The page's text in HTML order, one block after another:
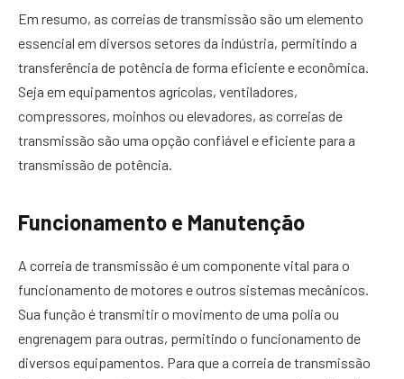
Em resumo, as correias de transmissão são um elemento
essencial em diversos setores da indústria, permitindo a
transferência de potência de forma eficiente e econômica.
Seja em equipamentos agrícolas, ventiladores,
compressores, moinhos ou elevadores, as correias de
transmissão são uma opção confiável e eficiente para a
transmissão de potência.
Funcionamento e Manutenção
A correia de transmissão é um componente vital para o
funcionamento de motores e outros sistemas mecânicos.
Sua função é transmitir o movimento de uma polia ou
engrenagem para outras, permitindo o funcionamento de
diversos equipamentos. Para que a correia de transmissão